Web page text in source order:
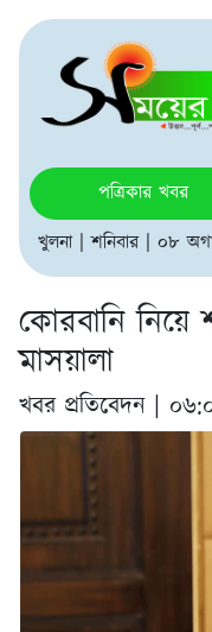
পত্রিকার খবর
খুলনা | শনিবার | ০৮
কোরবানি নিয়ে
মাসয়ালা
খবর প্রতিবেদন |